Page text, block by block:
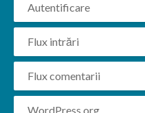
Autentificare
Flux intrări
Flux comentarii
WordPress.org